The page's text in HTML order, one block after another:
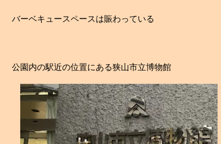
バーベキュースペースは賑わっている
公園内の駅近の位置にある狭山市立博物館